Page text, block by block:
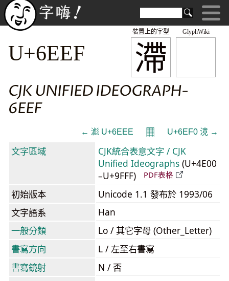
GlyphWiki
滯
裝置上的字型
U+6EEF
CJK UNIFIED IDEOGRAPH-
6EEF
← 滮 U+6EEE 𝄜 U+6EF0 滰 →
文字區域
CJK統合表意文字 / CJK
Unified Ideographs (U+4E00
–U+9FFF)
PDF表格
初始版本
Unicode 1.1 發布於 1993/06
文字語系
Han
一般分類
Lo / 其它字母 (Other_Letter)
書寫方向
L / 左至右書寫
書寫鏡射
N / 否